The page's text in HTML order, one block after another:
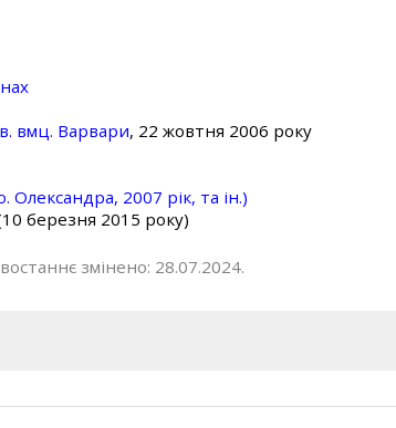
вмц. Варвари, 22 жовтня 2006 року
Олександра, 2007 рік, та ін.)
березня 2015 року)
змінено: 28.07.2024.